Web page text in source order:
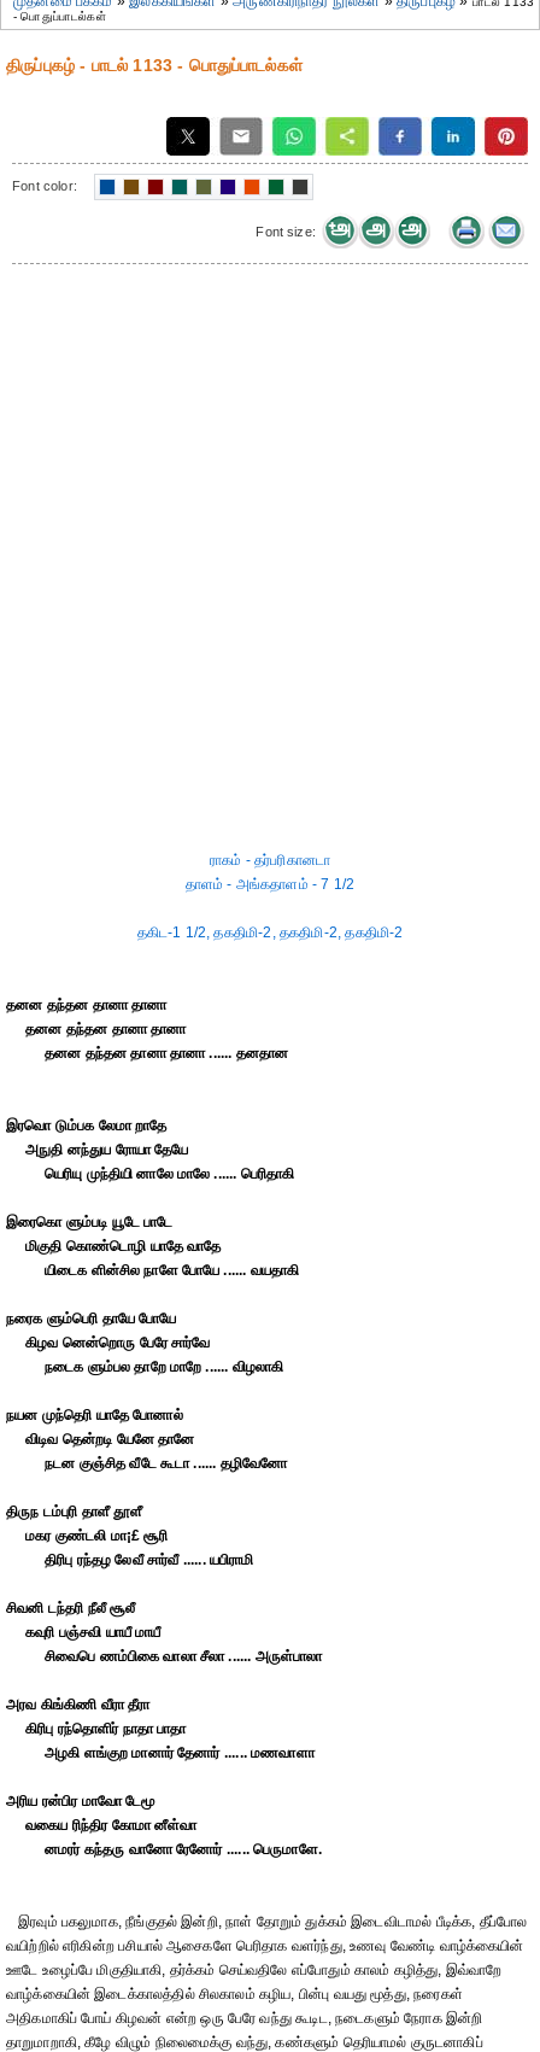
- பொதுப்பாடல்கள்
திருப்புகழ் - பாடல் 1133 - பொதுப்பாடல்கள்
Font color:
Font size:
ராகம் - தர்பரிகானடா
தாளம் - அங்கதாளம் - 7 1/2
தகிட-1 1/2, தகதிமி-2, தகதிமி-2, தகதிமி-2
தனன தந்தன தானா தானா
தனன தந்தன தானா தானா
தனன தந்தன தானா தானா ...... தனதான
இரவொ டும்பக லேமா றாதே
அநுதி னந்துய ரோயா தேயே
யெரியு முந்தியி னாலே மாலே ...... பெரிதாகி
இரைகொ ளும்படி யூடே பாடே
மிகுதி கொண்டொழி யாதே வாதே
யிடைக ளின்சில நாளே போயே ...... வயதாகி
நரைக ளும்பெரி தாயே போயே
கிழவ னென்றொரு பேரே சார்வே
நடைக ளும்பல தாறே மாறே ...... விழலாகி
நயன முந்தெரி யாதே போனால்
விடிவ தென்றடி யேனே தானே
நடன குஞ்சித வீடே கூடா ...... தழிவேனோ
திருந டம்புரி தாளீ தூளீ
மகர குண்டலி மா¡£ சூரி
திரிபு ரந்தழ லேவீ சார்வீ ...... யபிராமி
சிவனி டந்தரி நீலீ சூலீ
கவுரி பஞ்சவி யாயீ மாயீ
சிவைபெ ணம்பிகை வாலா சீலா ...... அருள்பாலா
அரவ கிங்கிணி வீரா தீரா
கிரிபு ரந்தொளிர் நாதா பாதா
அழகி ளங்குற மானார் தேனார் ...... மணவாளா
அரிய ரன்பிர மாவோ டேமூ
வகைய ரிந்திர கோமா னீள்வா
னமரர் கந்தரு வானோ ரேனோர் ...... பெருமாளே.
இரவும் பகலுமாக, நீங்குதல் இன்றி, நாள் தோறும் துக்கம் இடைவிடாமல் பீடிக்க, தீப்போல
வயிற்றில் எரிகின்ற பசியால் ஆசைகளே பெரிதாக வளர்ந்து, உணவு வேண்டி வாழ்க்கையின்
ஊடே உழைப்பே மிகுதியாகி, தர்க்கம் செய்வதிலே எப்போதும் காலம் கழித்து, இவ்வாறே
வாழ்க்கையின் இடைக்காலத்தில் சிலகாலம் கழிய, பின்பு வயது மூத்து, நரைகள்
அதிகமாகிப் போய் கிழவன் என்ற ஒரு பேரே வந்து கூடிட, நடைகளும் நேராக இன்றி
தாறுமாறாகி, கீழே விழும் நிலைமைக்கு வந்து, கண்களும் தெரியாமல் குருடனாகிப்